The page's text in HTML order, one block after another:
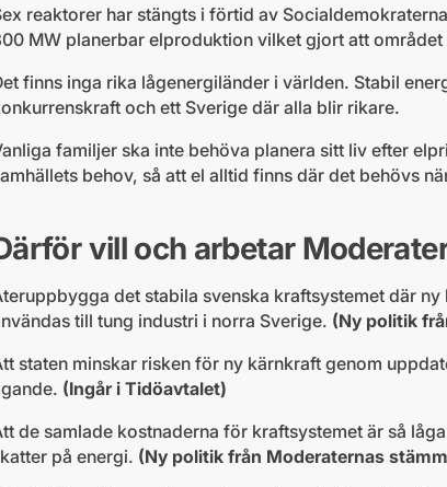
reaktorer har stängts i förtid av
MW planerbar elproduktion vilket gjort att
finns inga rika lågenergiländer i världen. Stabil
och ett Sverige där alla blir rikare.
familjer ska inte behöva planera sitt liv efter
behov, så att el alltid finns där det behövs
vill och arbetar
det stabila svenska kraftsystemet där
till tung industri i norra Sverige. (Ny politik
staten minskar risken för ny kärnkraft genom
(Ingår i Tidöavtalet)
de samlade kostnaderna för kraftsystemet är så
på energi. (Ny politik från Moderaternas